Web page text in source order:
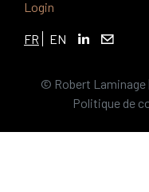
Login
FR EN
© Robert Laminage |
Politique de